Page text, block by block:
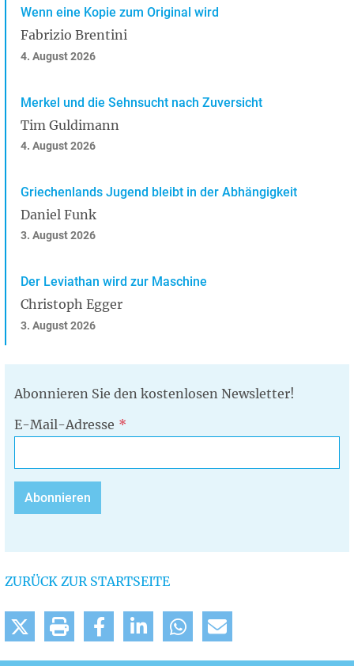
Wenn eine Kopie zum Original wird
Fabrizio Brentini
4. August 2026
Merkel und die Sehnsucht nach Zuversicht
Tim Guldimann
4. August 2026
Griechenlands Jugend bleibt in der Abhängigkeit
Daniel Funk
3. August 2026
Der Leviathan wird zur Maschine
Christoph Egger
3. August 2026
Abonnieren Sie den kostenlosen Newsletter!
E-Mail-Adresse
ZURÜCK ZUR STARTSEITE